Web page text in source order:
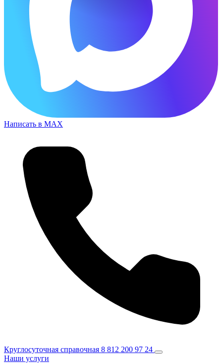
Написать в MAX
Круглосуточная справочная 8 812 200 97 24
Наши услуги